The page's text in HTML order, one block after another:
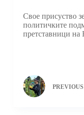
Свое присуство
политичките
претставници на
PREVIOUS